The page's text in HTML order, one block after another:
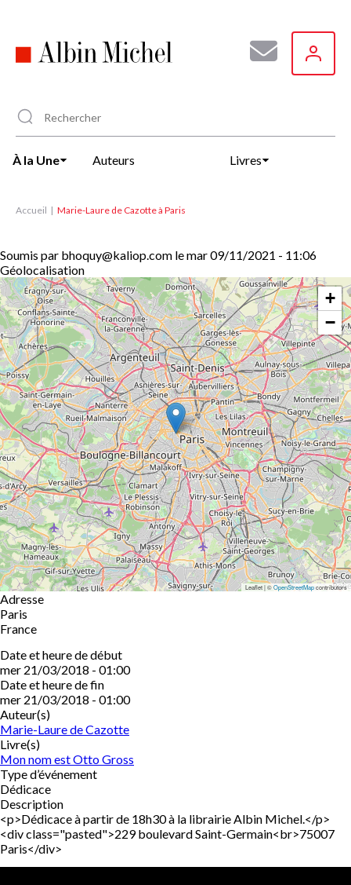
principal
À la Une Auteurs Livres
Accueil Marie-Laure de Cazotte à Paris
Soumis par bhoquy@kaliop.com lemar 09/11/2021 - 11:06
Géolocalisation
+
−
Leaflet | ©OpenStreetMapcontributors
Adresse
Paris
France
Date et heure de début
mer 21/03/2018 - 01:00
Date et heure de fin
mer 21/03/2018 - 01:00
Auteur(s)
Marie-Laure de Cazotte
Livre(s)
Mon nom est Otto Gross
Type d’événement
Dédicace
Description
<p>Dédicace à partir de 18h30 à la librairie Albin Michel.</p>
<div class="pasted">229 boulevard Saint-Germain<br>75007
Paris</div>